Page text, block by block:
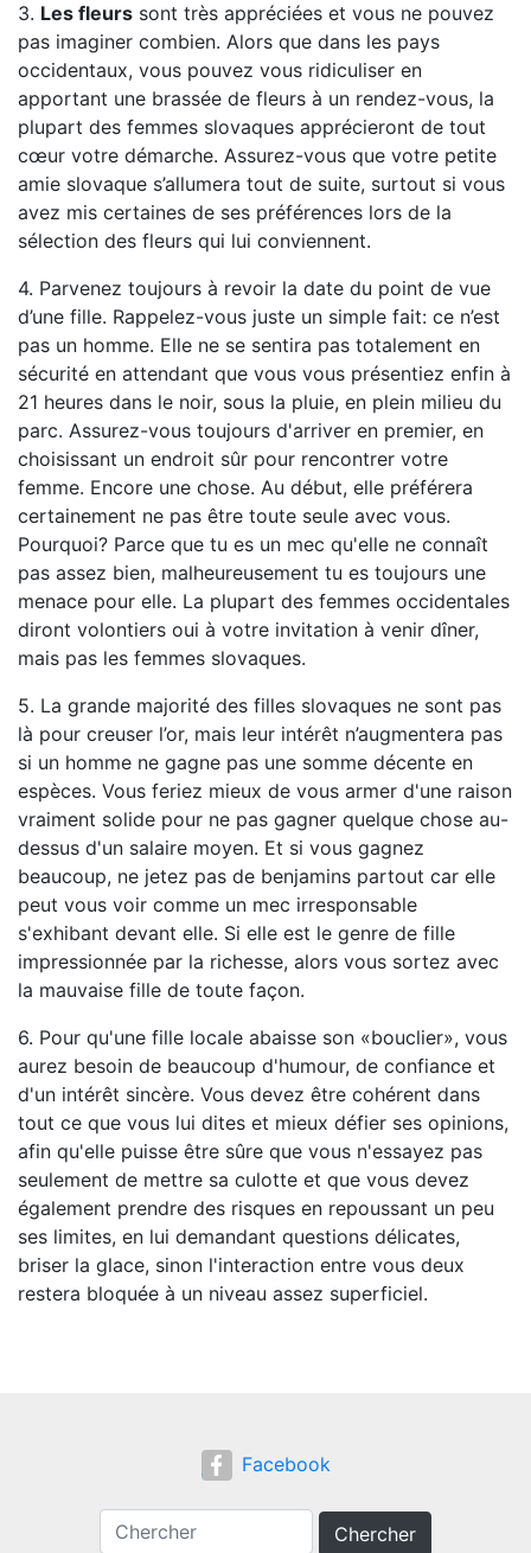
3. Les fleurs sont très appréciées et vous ne pouvez
pas imaginer combien. Alors que dans les pays
occidentaux, vous pouvez vous ridiculiser en
apportant une brassée de fleurs à un rendez-vous, la
plupart des femmes slovaques apprécieront de tout
cœur votre démarche. Assurez-vous que votre petite
amie slovaque s’allumera tout de suite, surtout si vous
avez mis certaines de ses préférences lors de la
sélection des fleurs qui lui conviennent.
4. Parvenez toujours à revoir la date du point de vue
d’une fille. Rappelez-vous juste un simple fait: ce n’est
pas un homme. Elle ne se sentira pas totalement en
sécurité en attendant que vous vous présentiez enfin à
21 heures dans le noir, sous la pluie, en plein milieu du
parc. Assurez-vous toujours d'arriver en premier, en
choisissant un endroit sûr pour rencontrer votre
femme. Encore une chose. Au début, elle préférera
certainement ne pas être toute seule avec vous.
Pourquoi? Parce que tu es un mec qu'elle ne connaît
pas assez bien, malheureusement tu es toujours une
menace pour elle. La plupart des femmes occidentales
diront volontiers oui à votre invitation à venir dîner,
mais pas les femmes slovaques.
5. La grande majorité des filles slovaques ne sont pas
là pour creuser l’or, mais leur intérêt n’augmentera pas
si un homme ne gagne pas une somme décente en
espèces. Vous feriez mieux de vous armer d'une raison
vraiment solide pour ne pas gagner quelque chose au-
dessus d'un salaire moyen. Et si vous gagnez
beaucoup, ne jetez pas de benjamins partout car elle
peut vous voir comme un mec irresponsable
s'exhibant devant elle. Si elle est le genre de fille
impressionnée par la richesse, alors vous sortez avec
la mauvaise fille de toute façon.
6. Pour qu'une fille locale abaisse son «bouclier», vous
aurez besoin de beaucoup d'humour, de confiance et
d'un intérêt sincère. Vous devez être cohérent dans
tout ce que vous lui dites et mieux défier ses opinions,
afin qu'elle puisse être sûre que vous n'essayez pas
seulement de mettre sa culotte et que vous devez
également prendre des risques en repoussant un peu
ses limites, en lui demandant questions délicates,
briser la glace, sinon l'interaction entre vous deux
restera bloquée à un niveau assez superficiel.
Facebook
Chercher